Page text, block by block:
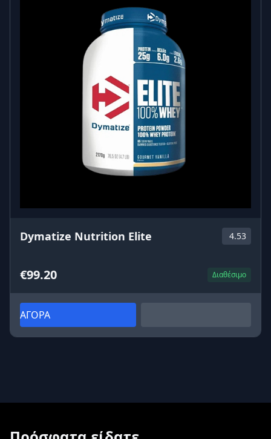
Dymatize Nutrition Elite 4.53
€99.20 Διαθέσιμο
ΑΓΟΡΑ